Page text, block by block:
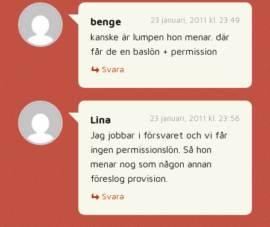
23 januari, 2011 kl. 23:49
benge
kanske är lumpen hon menar. där
får de en baslön + permission
Svara
23 januari, 2011 kl. 23:56
Lina
Jag jobbar i försvaret och vi får
ingen permissionslön. Så hon
menar nog som någon annan
föreslog provision.
Svara